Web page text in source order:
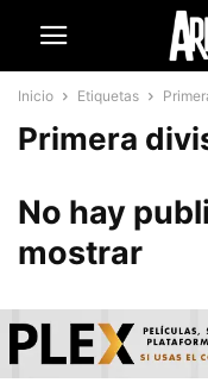
Inicio Etiquetas
Primera
No hay
mostrar